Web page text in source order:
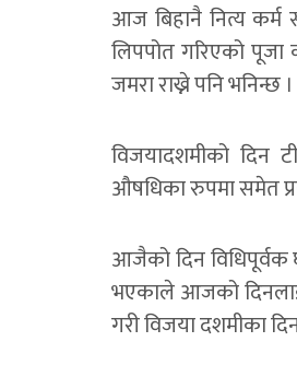
आज बिहानै नित्य कर्म
लिपपोत गरिएको पूजा
जमरा राख्ने पनि भनिन्छ ।
विजयादशमीको दिन
औषधिका रुपमा समेत
आजैको दिन विधिपूर्वक
भएकाले आजको
गरी विजया दशमीका